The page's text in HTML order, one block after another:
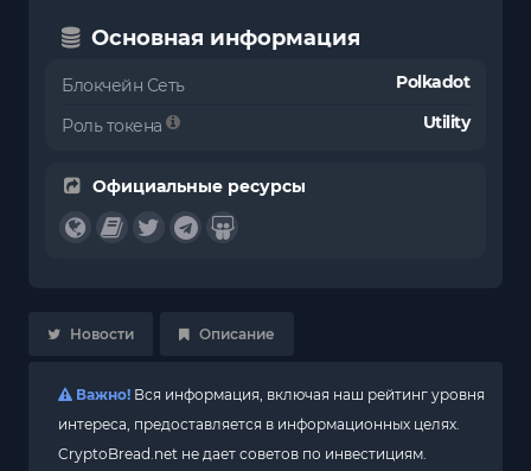
Основная информация
Блокчейн Сеть Polkadot
Роль токена Utility
Официальные ресурсы
Новости Описание
Важно! Вся информация, включая наш рейтинг уровня
интереса, предоставляется в информационных целях.
CryptoBread.net не дает советов по инвестициям.